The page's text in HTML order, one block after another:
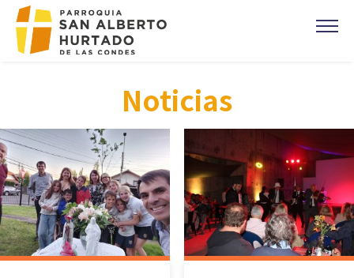
Click acá para ir directamente al contenido
EVANGELIO DEL DIA
PREVENCIÓN DE ABUSOS
Parroquia Padre Alberto Hurtado
CAMPAÑA 1%
Noticias